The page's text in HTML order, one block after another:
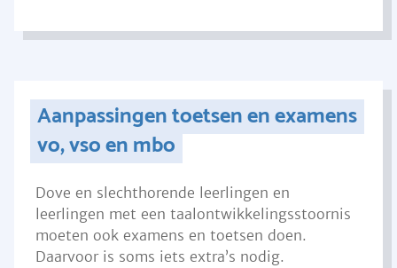
Aanpassingen toetsen en examens
vo, vso en mbo
Dove en slechthorende leerlingen en
leerlingen met een taalontwikkelingsstoornis
moeten ook examens en toetsen doen.
Daarvoor is soms iets extra’s nodig.